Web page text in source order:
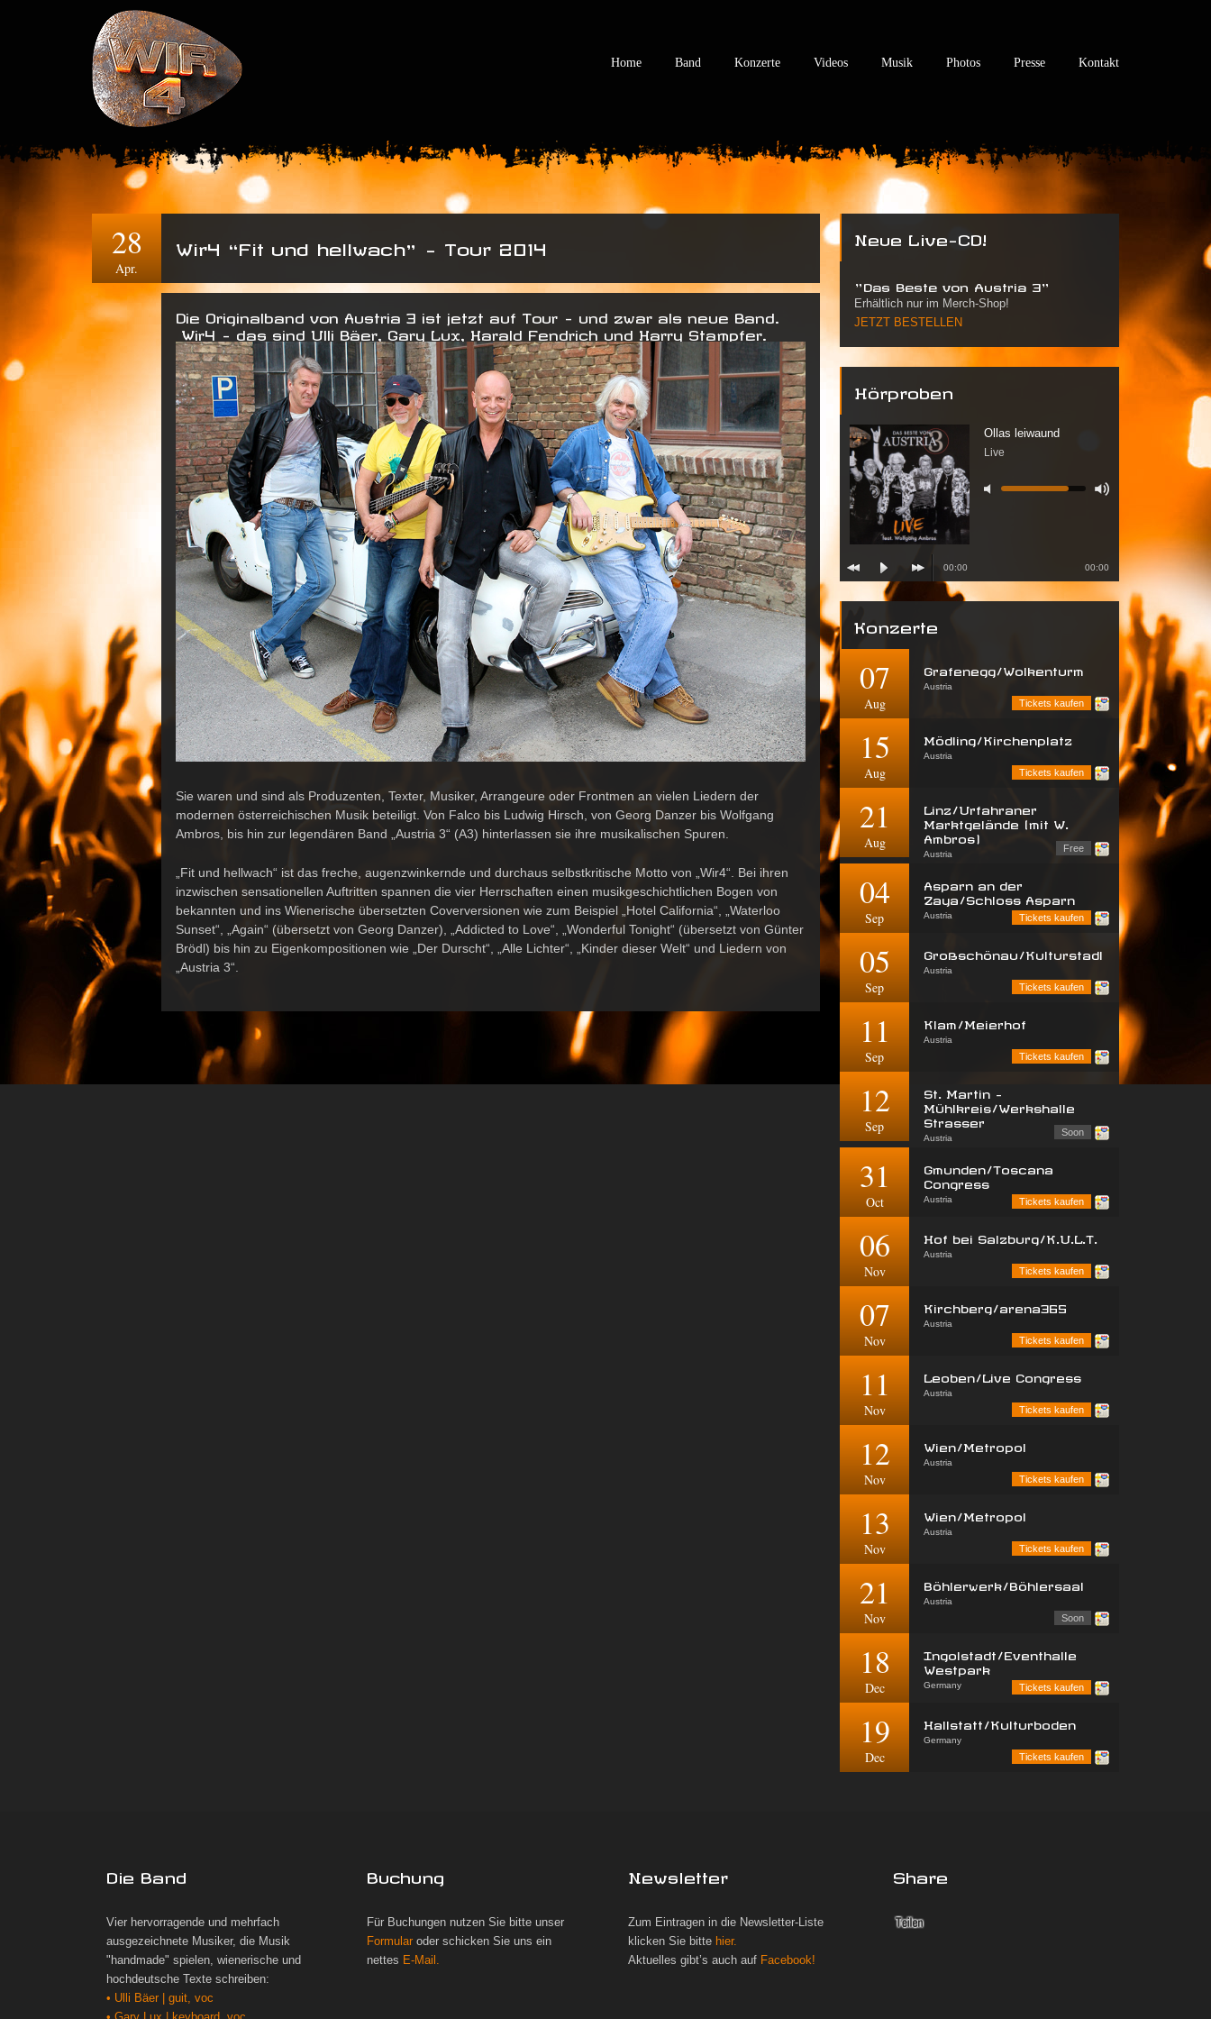
Home Band Konzerte Videos Musik Photos Presse Kontakt
28
Apr.
Wir4 “Fit und hellwach” – Tour 2014
Die Originalband von Austria 3 ist jetzt auf Tour – und zwar als neue Band.
Wir4 – das sind Ulli Bäer, Gary Lux, Harald Fendrich und Harry Stampfer.
Sie waren und sind als Produzenten, Texter, Musiker, Arrangeure oder Frontmen an vielen Liedern der
modernen österreichischen Musik beteiligt. Von Falco bis Ludwig Hirsch, von Georg Danzer bis Wolfgang
Ambros, bis hin zur legendären Band „Austria 3“ (A3) hinterlassen sie ihre musikalischen Spuren.
„Fit und hellwach“ ist das freche, augenzwinkernde und durchaus selbstkritische Motto von „Wir4“. Bei ihren
inzwischen sensationellen Auftritten spannen die vier Herrschaften einen musikgeschichtlichen Bogen von
bekannten und ins Wienerische übersetzten Coverversionen wie zum Beispiel „Hotel California“, „Waterloo
Sunset“, „Again“ (übersetzt von Georg Danzer), „Addicted to Love“, „Wonderful Tonight“ (übersetzt von Günter
Brödl) bis hin zu Eigenkompositionen wie „Der Durscht“, „Alle Lichter“, „Kinder dieser Welt“ und Liedern von
„Austria 3“.
Neue Live-CD!
"Das Beste von Austria 3"
Erhältlich nur im Merch-Shop!
JETZT BESTELLEN
Hörproben
Ollas leiwaund
Live
00:00 00:00
Konzerte
07
Aug
Grafenegg/Wolkenturm
Austria
Tickets kaufen
15
Aug
Mödling/Kirchenplatz
Austria
Tickets kaufen
21
Aug
Linz/Urfahraner
Marktgelände (mit W.
Ambros)
Austria
Free
04
Sep
Asparn an der
Zaya/Schloss Asparn
Austria
Tickets kaufen
05
Sep
Großschönau/Kulturstadl
Austria
Tickets kaufen
11
Sep
Klam/Meierhof
Austria
Tickets kaufen
12
Sep
St. Martin -
Mühlkreis/Werkshalle
Strasser
Austria
Soon
31
Oct
Gmunden/Toscana
Congress
Austria
Tickets kaufen
06
Nov
Hof bei Salzburg/K.U.L.T.
Austria
Tickets kaufen
07
Nov
Kirchberg/arena365
Austria
Tickets kaufen
11
Nov
Leoben/Live Congress
Austria
Tickets kaufen
12
Nov
Wien/Metropol
Austria
Tickets kaufen
13
Nov
Wien/Metropol
Austria
Tickets kaufen
21
Nov
Böhlerwerk/Böhlersaal
Austria
Soon
18
Dec
Ingolstadt/Eventhalle
Westpark
Germany
Tickets kaufen
19
Dec
Hallstatt/Kulturboden
Germany
Tickets kaufen
Die Band
Vier hervorragende und mehrfach
ausgezeichnete Musiker, die Musik
"handmade" spielen, wienerische und
hochdeutsche Texte schreiben:
• Ulli Bäer | guit, voc
Buchung
Für Buchungen nutzen Sie bitte unser
Formular oder schicken Sie uns ein
nettes E-Mail.
Newsletter
Zum Eintragen in die Newsletter-Liste
klicken Sie bitte hier.
Aktuelles gibt’s auch auf Facebook!
Share